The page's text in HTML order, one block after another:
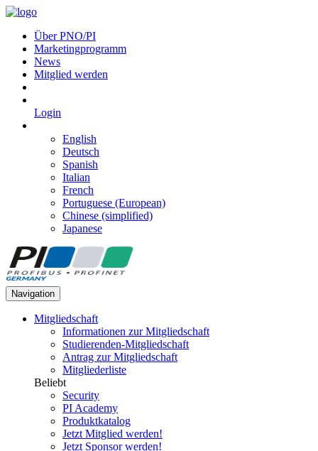
Über PNO/PI
Marketingprogramm
News
Mitglied werden
Login
English
Deutsch
Spanish
Italian
French
Portuguese (European)
Chinese (simplified)
Japanese
Navigation
Mitgliedschaft
Informationen zur Mitgliedschaft
Studierenden-Mitgliedschaft
Antrag zur Mitgliedschaft
Mitgliederliste
Beliebt
Security
PI Academy
Produktkatalog
Jetzt Mitglied werden!
Jetzt Sponsor werden!